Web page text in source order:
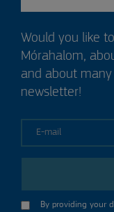
Would you like
Mórahalom,
and about
newsletter!
By providing your